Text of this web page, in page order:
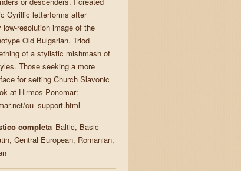
Cyrillic letterforms after
resolution image of the
Old Bulgarian. Triod
of a stylistic mishmash of
Those seeking a more
for setting Church Slavonic
at Hirmos Ponomar:
cu_support.html
completa Baltic, Basic
Central European, Romanian,